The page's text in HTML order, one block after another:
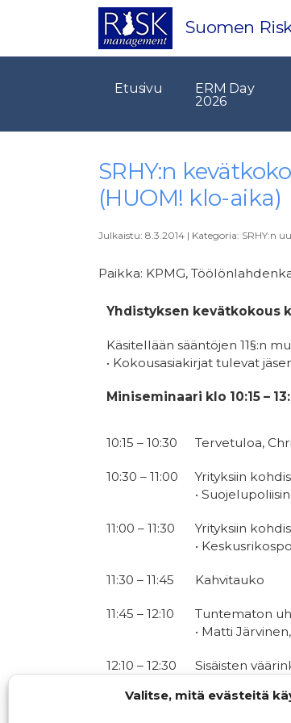
Valitse, mitä evästeitä
Suomen
Etusivu
ERM Day
2026
SRHY:n
(HUOM! klo-aika)
Julkaistu: 8.3.2014 | Kategoria: SRHY:n
Paikka: KPMG,
Yhdistyksen kevätkokous
Käsitellään sääntöjen 11§:n
• Kokousasiakirjat tulevat
Miniseminaari klo 10:15 –
10:15 – 10:30 Tervetuloa,
10:30 – 11:00
Yrityksiin
•
11:00 – 11:30
Yrityksiin
•
11:30 – 11:45 Kahvitauko
11:45 – 12:10
Tuntematon
• Matti
12:10 – 12:30
Sisäisten
• Juha